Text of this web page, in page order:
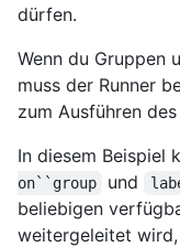
dürfen.
Wenn du Gruppen
muss der Runner
zum Ausführen
In diesem Beispiel
on``group
und
beliebigen
weitergeleitet wird,